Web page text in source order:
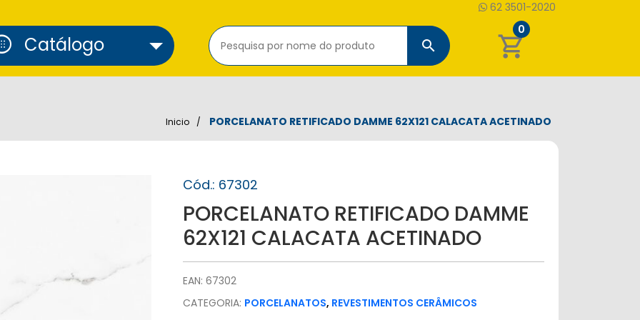
62 3501-2020
Catálogo search shopping_cart
0
Inicio PORCELANATO RETIFICADO DAMME 62X121 CALACATA ACETINADO
Cód.: 67302
PORCELANATO RETIFICADO DAMME
62X121 CALACATA ACETINADO
EAN: 67302
CATEGORIA: PORCELANATOS, REVESTIMENTOS CERÂMICOS